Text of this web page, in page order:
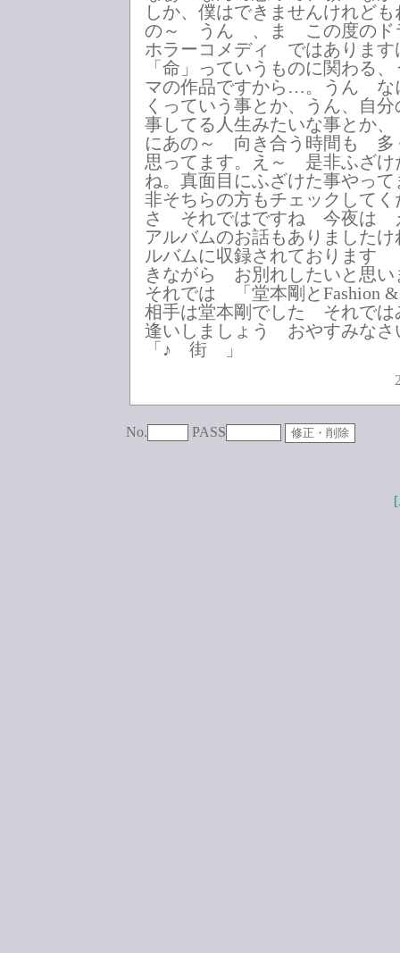
しか、僕はできませんけれ
の～ うん 、ま この度の
ホラーコメディ ではありま
「命」っていうものに関わる
マの作品ですから…。うん
くっていう事とか、うん、自
事してる人生みたいな事とか
にあの～ 向き合う時間も 多
思ってます。え～ 是非ふざけ
ね。真面目にふざけた事やっ
非そちらの方もチェックしてく
さ それではですね 今夜は
アルバムのお話もありました
ルバムに収録されております
きながら お別れしたいと思い
それでは 「堂本剛とFashion
相手は堂本剛でした それで
逢いしましょう おやすみなさ
「♪ 街 」
No. PASS